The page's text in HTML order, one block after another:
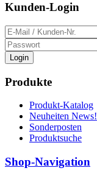
Kunden-Login
Login
Produkte
Produkt-Katalog
Neuheiten News!
Sonderposten
Produktsuche
Shop-Navigation